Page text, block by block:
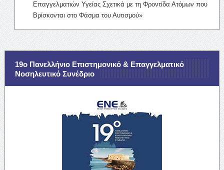
Επαγγελματιών Υγείας Σχετικά με τη Φροντίδα Ατόμων που
Βρίσκονται στο Φάσμα του Αυτισμού»
19ο Πανελλήνιο Επιστημονικό & Επαγγελματικό
Νοσηλευτικό Συνέδριο